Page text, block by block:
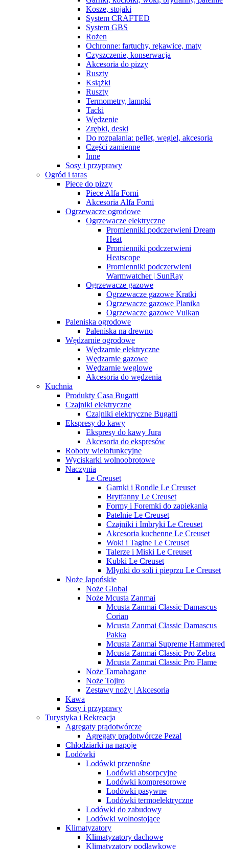
Kosze, stojaki
System CRAFTED
System GBS
Rożen
Ochronne: fartuchy, rękawice, maty
Czyszczenie, konserwacja
Akcesoria do pizzy
Ruszty
Książki
Ruszty
Termometry, lampki
Tacki
Wędzenie
Zrębki, deski
Do rozpalania: pellet, węgiel, akcesoria
Części zamienne
Inne
Sosy i przyprawy
Ogród i taras
Piece do pizzy
Piece Alfa Forni
Akcesoria Alfa Forni
Ogrzewacze ogrodowe
Ogrzewacze elektryczne
Promienniki podczerwieni Dream
Heat
Promienniki podczerwieni
Heatscope
Promienniki podczerwieni
Warmwatcher | SunRay
Ogrzewacze gazowe
Ogrzewacze gazowe Kratki
Ogrzewacze gazowe Planika
Ogrzewacze gazowe Vulkan
Paleniska ogrodowe
Paleniska na drewno
Wędzarnie ogrodowe
Wędzarnie elektryczne
Wędzarnie gazowe
Wędzarnie węglowe
Akcesoria do wędzenia
Kuchnia
Produkty Casa Bugatti
Czajniki elektryczne
Czajniki elektryczne Bugatti
Ekspresy do kawy
Ekspresy do kawy Jura
Akcesoria do ekspresów
Roboty wielofunkcyjne
Wyciskarki wolnoobrotowe
Naczynia
Le Creuset
Garnki i Rondle Le Creuset
Brytfanny Le Creuset
Formy i Foremki do zapiekania
Patelnie Le Creuset
Czajniki i Imbryki Le Creuset
Akcesoria kuchenne Le Creuset
Woki i Tagine Le Creuset
Talerze i Miski Le Creuset
Kubki Le Creuset
Młynki do soli i pieprzu Le Creuset
Noże Japońskie
Noże Global
Noże Mcusta Zanmai
Mcusta Zanmai Classic Damascus
Corian
Mcusta Zanmai Classic Damascus
Pakka
Mcusta Zanmai Supreme Hammered
Mcusta Zanmai Classic Pro Zebra
Mcusta Zanmai Classic Pro Flame
Noże Tamahagane
Noże Tojiro
Zestawy noży | Akcesoria
Kawa
Sosy i przyprawy
Turystyka i Rekreacja
Agregaty prądotwórcze
Agregaty prądotwórcze Pezal
Chłodziarki na napoje
Lodówki
Lodówki przenośne
Lodówki absorpcyjne
Lodówki kompresorowe
Lodówki pasywne
Lodówki termoelektryczne
Lodówki do zabudowy
Lodówki wolnostojące
Klimatyzatory
Klimatyzatory dachowe
Klimatyzatory podławkowe